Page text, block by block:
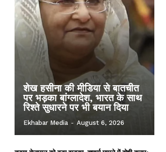
शेख हसीना की मीडिया से बातचीत
पर भड़का बांग्लादेश, भारत के साथ
रिश्ते सुधारने पर भी बयान दिया
Ekhabar Media - August 6, 2026